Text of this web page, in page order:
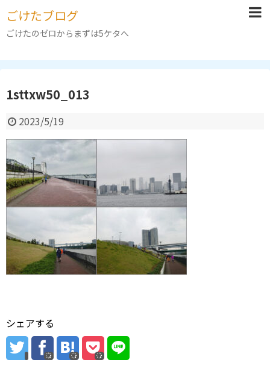
ごけたブログ
ごけたのゼロからまずは5ケタへ
1sttxw50_013
2023/5/19
シェアする